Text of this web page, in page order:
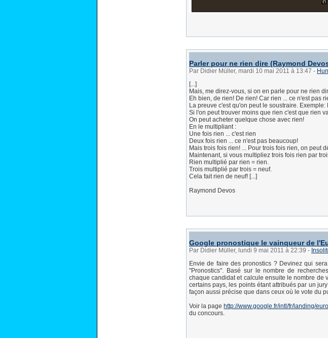
Parler pour ne rien dire (Raymond
Par Didier Müller, mardi 10 mai 2011 à 13:47 -
[...]
Mais, me direz-vous, si on en parle pour ne rien
Eh bien, de rien! De rien! Car rien ... ce n'est pas
La preuve c'est qu'on peut le soustraire.
Si l'on peut trouver moins que rien c'est que rien
On peut acheter quelque chose avec rien!
En le multipliant :
Une fois rien ... c'est rien
Deux fois rien ... ce n'est pas beaucoup!
Mais trois fois rien! ... Pour trois fois rien, on peut
Maintenant, si vous multipliez trois fois rien par
Rien multiplié par rien = rien.
Trois multiplié par trois = neuf.
Cela fait rien de neuf! [...]
Raymond Devos
Google pronostique le vainqueur de
Par Didier Müller, lundi 9 mai 2011 à 22:39 -
Envie de faire des pronostics ? Devinez qui
"Pronostics". Basé sur le nombre de
chaque candidat et calcule ensuite le nombre de
certains pays, les points étant attribués par un
façon aussi précise que dans ceux où le vote du
Voir la page http://www.google.fr/intl/fr/landing/
du concours.